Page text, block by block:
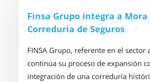
Mora
2015
Correduria
Finsa Grupo integra a Mora
Correduria de Seguros
FINSA Grupo, referente en el sector
continúa su proceso de expansión
integración de una correduría